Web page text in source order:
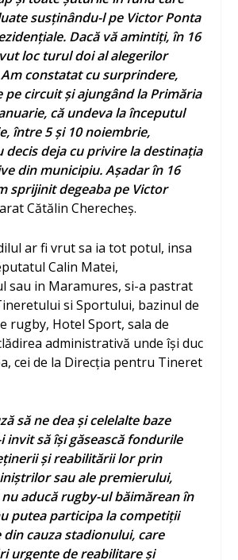
susţinându-l pe Victor Ponta
Dacă vă amintiţi, în 16
loc turul doi al alegerilor
constatat cu surprindere,
pe circuit şi ajungând la Primăria
că undeva la începutul
între 5 şi 10 noiembrie,
decis deja cu privire la destinația
din municipiu. Aşadar în 16
sprijinit degeaba pe Victor
Cătălin Cherecheş.
ar fi vrut sa ia tot potul, insa
Calin Matei,
sau in Maramures, si-a pastrat
si Sportului, bazinul de
rugby, Hotel Sport, sala de
administrativă unde își duc
cei de la Direcția pentru Tineret
să ne dea și celelalte baze
invit să își găsească fondurile
și reabilitării lor prin
sau ale premierului,
aducă rugby-ul băimărean în
putea participa la competiții
cauza stadionului, care
urgente de reabilitare și